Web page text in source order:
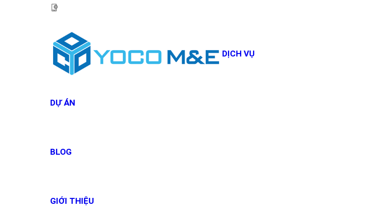
DỊCH VỤ
DỰ ÁN
BLOG
GIỚI THIỆU